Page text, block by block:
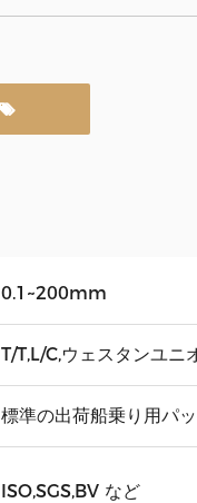
0.1~200mm
T/T,L/C,ウェスタンユニ
標準の出荷船乗り用パ
ISO,SGS,BV など